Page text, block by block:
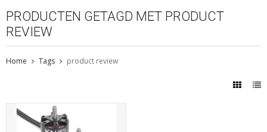
PRODUCTEN GETAGD MET PRODUCT
REVIEW
Home Tags product review